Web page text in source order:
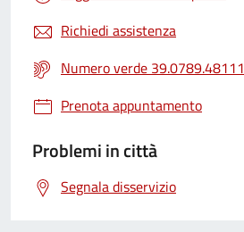
Richiedi assistenza
Numero verde 39.0789.48111
Prenota appuntamento
Problemi in città
Segnala disservizio